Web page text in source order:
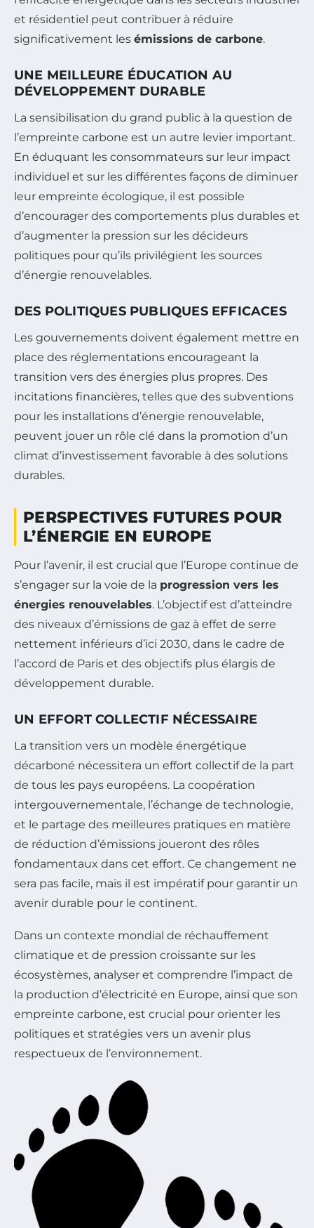
et résidentiel peut contribuer à réduire
significativement les émissions de carbone.
UNE MEILLEURE ÉDUCATION AU
DÉVELOPPEMENT DURABLE
La sensibilisation du grand public à la question de
l’empreinte carbone est un autre levier important.
En éduquant les consommateurs sur leur impact
individuel et sur les différentes façons de diminuer
leur empreinte écologique, il est possible
d’encourager des comportements plus durables et
d’augmenter la pression sur les décideurs
politiques pour qu’ils privilégient les sources
d’énergie renouvelables.
DES POLITIQUES PUBLIQUES EFFICACES
Les gouvernements doivent également mettre en
place des réglementations encourageant la
transition vers des énergies plus propres. Des
incitations financières, telles que des subventions
pour les installations d’énergie renouvelable,
peuvent jouer un rôle clé dans la promotion d’un
climat d’investissement favorable à des solutions
durables.
PERSPECTIVES FUTURES POUR
L’ÉNERGIE EN EUROPE
Pour l’avenir, il est crucial que l’Europe continue de
s’engager sur la voie de la progression vers les
énergies renouvelables. L’objectif est d’atteindre
des niveaux d’émissions de gaz à effet de serre
nettement inférieurs d’ici 2030, dans le cadre de
l’accord de Paris et des objectifs plus élargis de
développement durable.
UN EFFORT COLLECTIF NÉCESSAIRE
La transition vers un modèle énergétique
décarboné nécessitera un effort collectif de la part
de tous les pays européens. La coopération
intergouvernementale, l’échange de technologie,
et le partage des meilleures pratiques en matière
de réduction d’émissions joueront des rôles
fondamentaux dans cet effort. Ce changement ne
sera pas facile, mais il est impératif pour garantir un
avenir durable pour le continent.
Dans un contexte mondial de réchauffement
climatique et de pression croissante sur les
écosystèmes, analyser et comprendre l’impact de
la production d’électricité en Europe, ainsi que son
empreinte carbone, est crucial pour orienter les
politiques et stratégies vers un avenir plus
respectueux de l’environnement.